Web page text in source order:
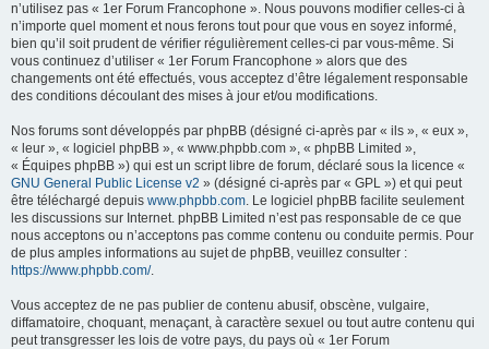
n’utilisez pas « 1er Forum Francophone ». Nous pouvons modifier celles-ci à
n’importe quel moment et nous ferons tout pour que vous en soyez informé,
bien qu’il soit prudent de vérifier régulièrement celles-ci par vous-même. Si
vous continuez d’utiliser « 1er Forum Francophone » alors que des
changements ont été effectués, vous acceptez d’être légalement responsable
des conditions découlant des mises à jour et/ou modifications.
Nos forums sont développés par phpBB (désigné ci-après par « ils », « eux »,
« leur », « logiciel phpBB », « www.phpbb.com », « phpBB Limited »,
« Équipes phpBB ») qui est un script libre de forum, déclaré sous la licence «
GNU General Public License v2 » (désigné ci-après par « GPL ») et qui peut
être téléchargé depuis www.phpbb.com. Le logiciel phpBB facilite seulement
les discussions sur Internet. phpBB Limited n’est pas responsable de ce que
nous acceptons ou n’acceptons pas comme contenu ou conduite permis. Pour
de plus amples informations au sujet de phpBB, veuillez consulter :
https://www.phpbb.com/.
Vous acceptez de ne pas publier de contenu abusif, obscène, vulgaire,
diffamatoire, choquant, menaçant, à caractère sexuel ou tout autre contenu qui
peut transgresser les lois de votre pays, du pays où « 1er Forum